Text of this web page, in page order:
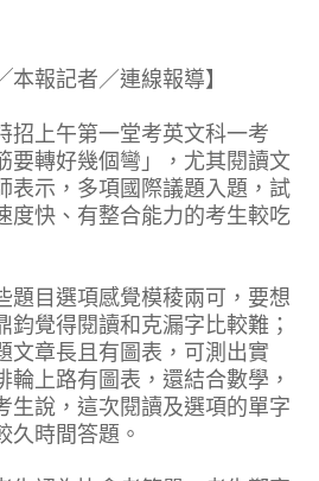
報記者／連線報導】
招上午第一堂考英文科一考
要轉好幾個彎」，尤其閱讀文
表示，多項國際議題入題，試
度快、有整合能力的考生較吃
題目選項感覺模稜兩可，要想
鈞覺得閱讀和克漏字比較難；
文章長且有圖表，可測出實
輪上路有圖表，還結合數學，
生說，這次閱讀及選項的單字
久時間答題。